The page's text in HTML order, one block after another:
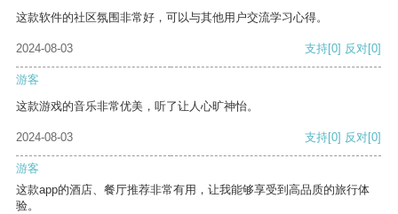
这款软件的社区氛围非常好，可以与其他用户交流学习心得。
2024-08-03 支持[0] 反对[0]
游客
这款游戏的音乐非常优美，听了让人心旷神怡。
2024-08-03 支持[0] 反对[0]
游客
这款app的酒店、餐厅推荐非常有用，让我能够享受到高品质的旅行体
验。